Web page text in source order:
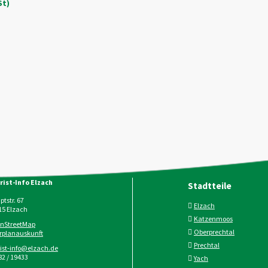
Info Elzach
67
Elzach
info@elzach.de
/ 19433
Stadtteile
Elzach
Katzenmoos
Oberprechtal
Prechtal
Yach